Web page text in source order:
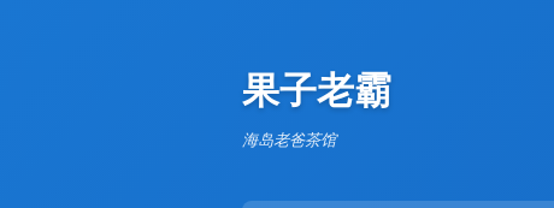
果子老霸
海岛老爸茶馆